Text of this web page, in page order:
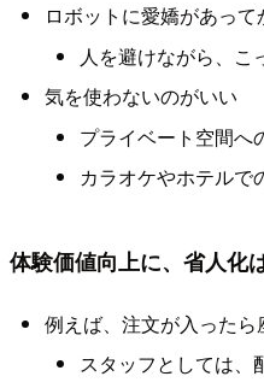
ロボットに愛嬌があって
人を避けながら、こ
気を使わないのがいい
プライベート空間へ
カラオケやホテルで
体験価値向上に、省人化
例えば、注文が入った
スタッフとしては、